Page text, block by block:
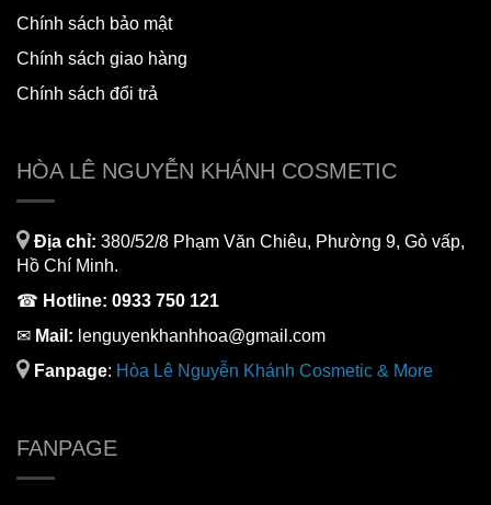
Chính sách bảo mật
Chính sách giao hàng
Chính sách đổi trả
HÒA LÊ NGUYỄN KHÁNH COSMETIC
Địa chỉ: 380/52/8 Phạm Văn Chiêu, Phường 9, Gò vấp,
Hồ Chí Minh.
☎ Hotline: 0933 750 121
✉ Mail: lenguyenkhanhhoa@gmail.com
Fanpage: Hòa Lê Nguyễn Khánh Cosmetic & More
FANPAGE